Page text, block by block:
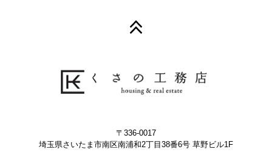
〒336-0017
埼玉県さいたま市南区南浦和2丁目38番6号 草野ビル1F